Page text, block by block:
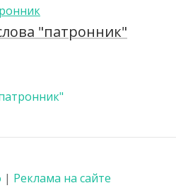
"патронник"
| Реклама на сайте